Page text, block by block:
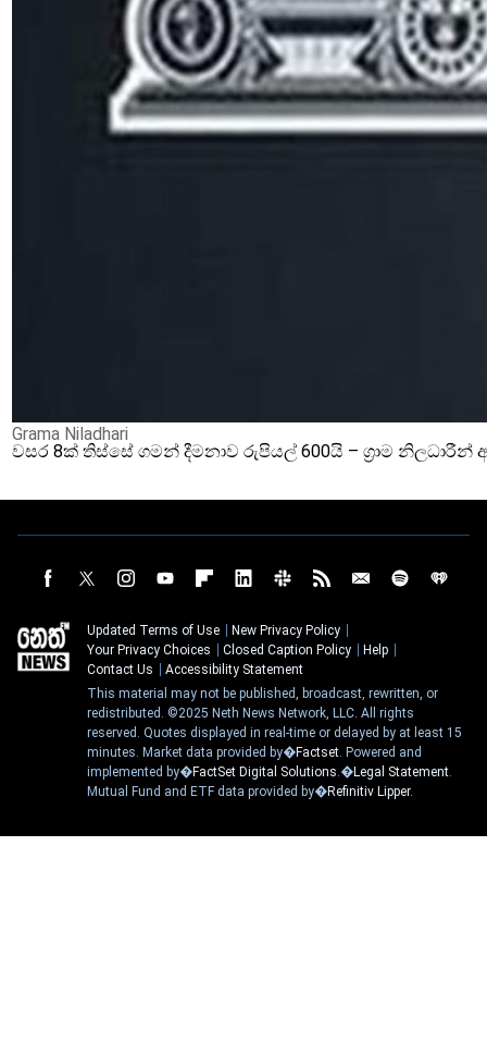
Grama Niladhari
වසර 8ක් තිස්සේ ගමන් දීමනාව රුපියල් 600යි – ග්‍රාම
Updated Terms of Use
New Privacy Policy
Your Privacy Choices
Closed Caption Policy
Help
Contact Us
Accessibility Statement
This material may not be published, broadcast, rewritten, or
redistributed. ©2025 Neth News Network, LLC. All rights
reserved. Quotes displayed in real-time or delayed by at least 15
minutes. Market data provided by�Factset. Powered and
implemented by�FactSet Digital Solutions.�Legal Statement.
Mutual Fund and ETF data provided by�Refinitiv Lipper.